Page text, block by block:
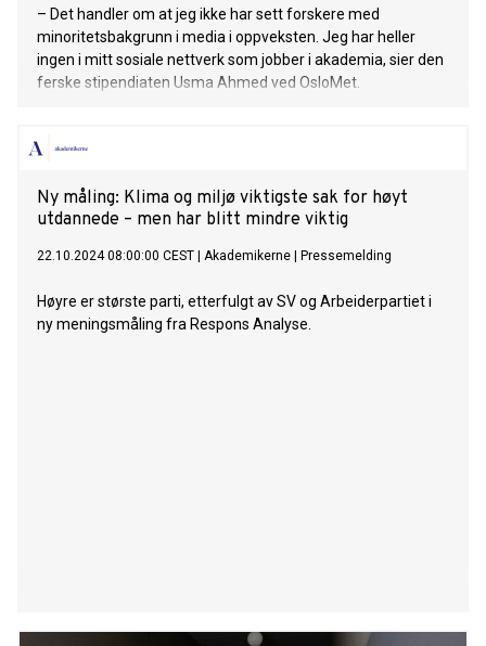
– Det handler om at jeg ikke har sett forskere med
minoritetsbakgrunn i media i oppveksten. Jeg har heller
ingen i mitt sosiale nettverk som jobber i akademia, sier den
ferske stipendiaten Usma Ahmed ved OsloMet.
Ny måling: Klima og miljø viktigste sak for høyt
utdannede – men har blitt mindre viktig
22.10.2024 08:00:00 CEST Akademikerne Pressemelding
Høyre er største parti, etterfulgt av SV og Arbeiderpartiet i
ny meningsmåling fra Respons Analyse.